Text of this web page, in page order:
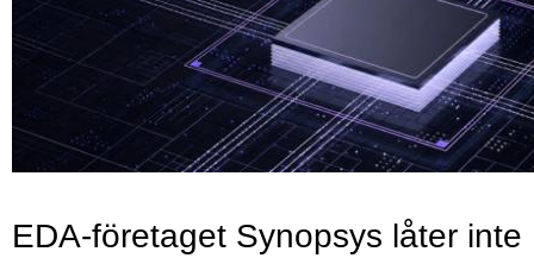
EDA-företaget Synopsys låter inte